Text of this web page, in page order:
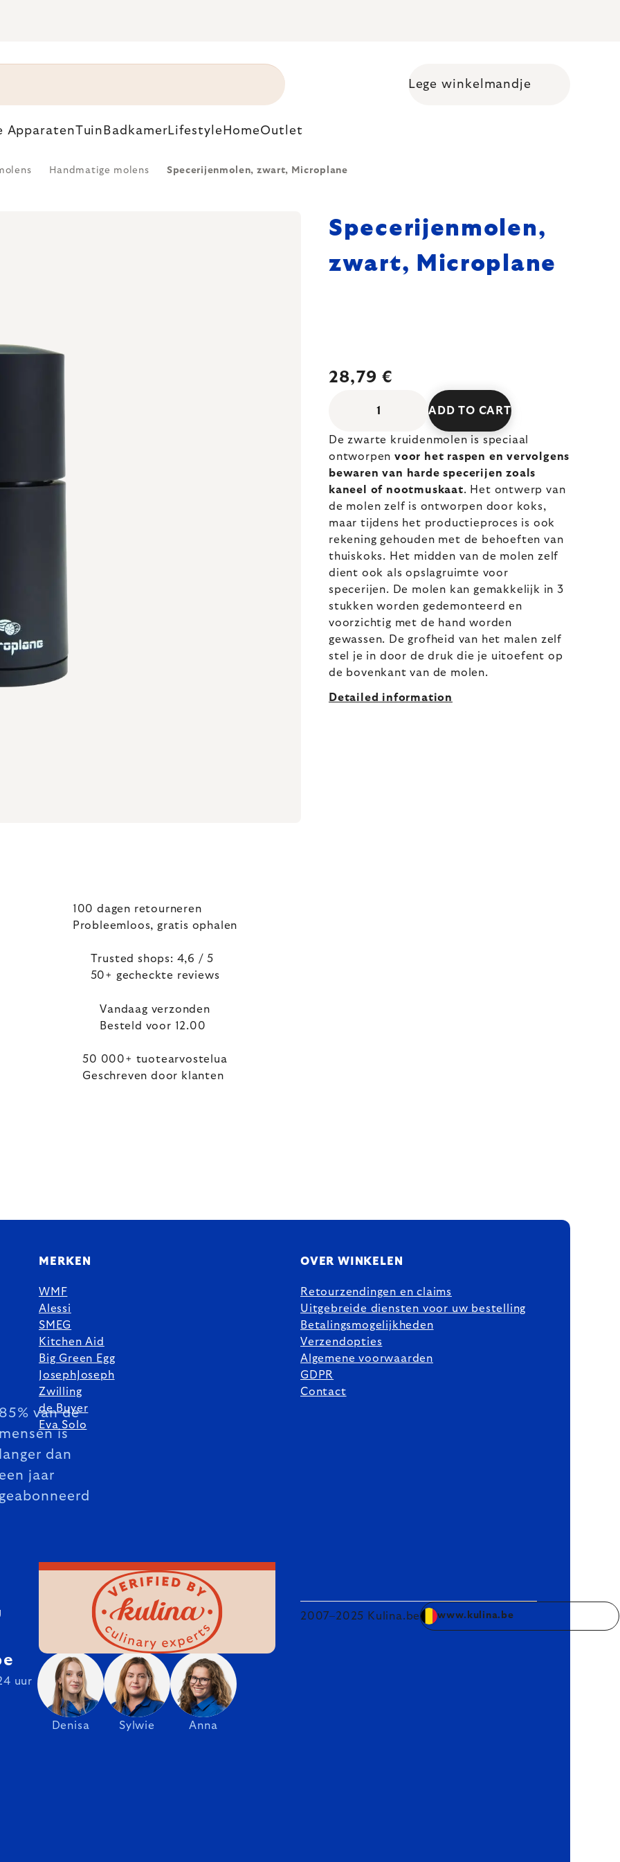
Shopping cart
Lege winkelmandje
ApparatenTuin BadkamerLifestyle HomeOutlet
Handmatige molens Specerijenmolen, zwart, Microplane
Specerijenmolen,
zwart, Microplane
28,79 €
ADD TO CART
De zwarte kruidenmolen is speciaal
ontworpenvoor het raspen en vervolgens
bewaren van harde specerijen zoals
kaneel of nootmuskaat. Het ontwerp van
de molen zelf is ontworpen door koks,
maar tijdens het productieproces is ook
rekening gehouden met de behoeften van
thuiskoks. Het midden van de molen zelf
dient ook als opslagruimte voor
specerijen. De molen kan gemakkelijk in 3
stukken worden gedemonteerd en
voorzichtig met de hand worden
gewassen. De grofheid van het malen zelf
stel je in door de druk die je uitoefent op
de bovenkant van de molen.
Detailed information
100 dagen retourneren
Probleemloos, gratis ophalen
Trusted shops: 4,6 / 5
50+ gecheckte reviews
Vandaag verzonden
Besteld voor 12.00
50 000+ tuotearvostelua
Geschreven door klanten
85% van de
mensen is
langer dan
een jaar
geabonneerd
MERKEN
WMF
Alessi
SMEG
Kitchen Aid
Big Green Egg
JosephJoseph
Zwilling
de Buyer
Eva Solo
OVER WINKELEN
Retourzendingen en claims
Uitgebreide diensten voor uw bestelling
Betalingsmogelijkheden
Verzendopties
Algemene voorwaarden
GDPR
Contact
Denisa Sylwie Anna
uur
2007–2025 Kulina.be www.kulina.be